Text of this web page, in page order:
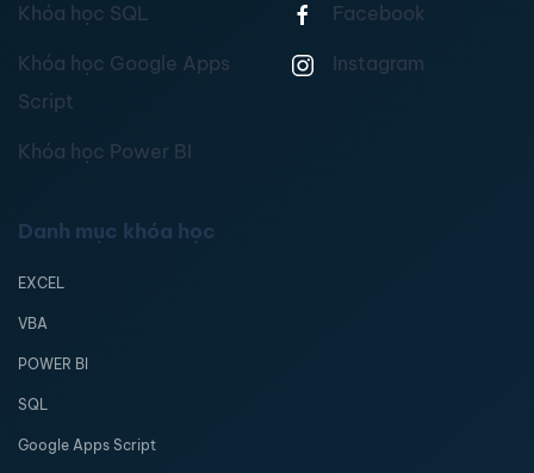
Khóa học SQL
Khóa học Google Apps
Script
Khóa học Power BI
Facebook
Instagram
Danh mục khóa học
EXCEL
VBA
POWER BI
SQL
Google Apps Script